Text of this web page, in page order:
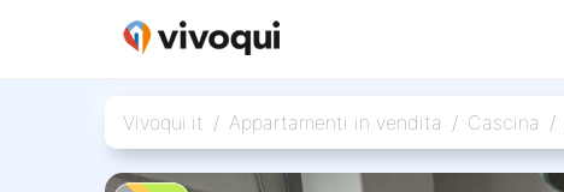
Vivoqui.it Appartamenti in vendita Cascina